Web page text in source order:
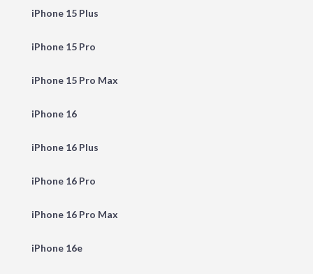
iPhone 15 Plus
iPhone 15 Pro
iPhone 15 Pro Max
iPhone 16
iPhone 16 Plus
iPhone 16 Pro
iPhone 16 Pro Max
iPhone 16e